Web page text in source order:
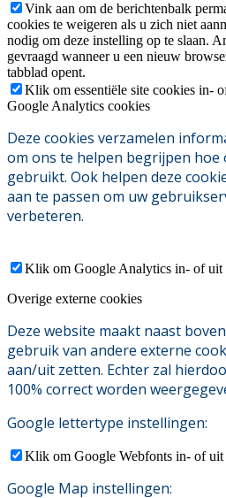
Vink aan om de berichtenbalk
cookies te weigeren als u zich niet
nodig om deze instelling op te slaan.
gevraagd wanneer u een nieuw
tabblad opent.
Klik om essentiële site cookies in-
Google Analytics cookies
Deze cookies verzamelen
om ons te helpen begrijpen hoe
gebruikt. Ook helpen deze
aan te passen om uw
verbeteren.
Klik om Google Analytics in- of uit
Overige externe cookies
Deze website maakt naast
gebruik van andere externe
aan/uit zetten. Echter zal
100% correct worden
Google lettertype instellingen:
Klik om Google Webfonts in- of uit
Google Map instellingen: